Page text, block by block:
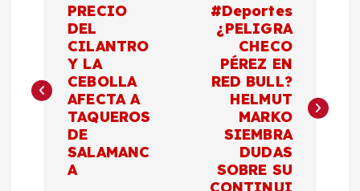
v
e
PRECIO
DEL
CILANTRO
Y LA
CEBOLLA
AFECTA A
TAQUEROS
DE
SALAMANC
A
#Deportes
¿PELIGRA
CHECO
PÉREZ EN
RED BULL?
HELMUT
MARKO
SIEMBRA
DUDAS
SOBRE SU
CONTINUI